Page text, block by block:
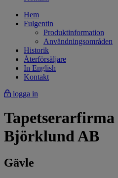
Hem
Fulgentin
Produktinformation
Användningsområden
Historik
Återförsäljare
In English
Kontakt
logga in
Björklund AB
Gävle